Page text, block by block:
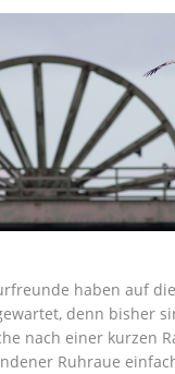
haben auf
denn bisher
nach einer kurzen
Ruhraue